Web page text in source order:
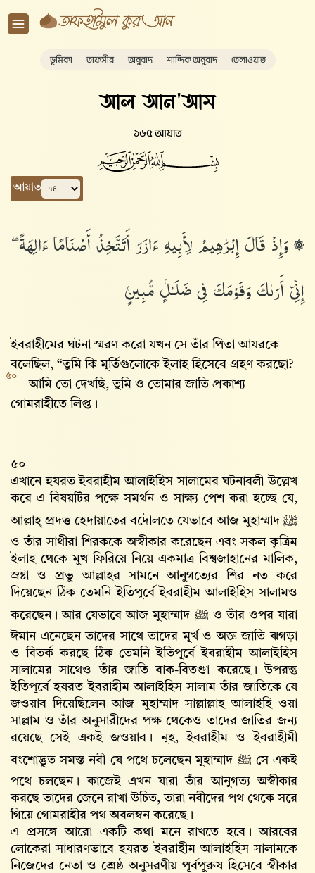
ভূমিকা তাফসীর অনুবাদ শাব্দিক অনুবাদ তেলাওয়াত
আল আন'আম
১৬৫ আয়াত
আয়াত
۞ وَإِذْ قَالَ إِبْرَٰهِيمُ لِأَبِيهِ ءَازَرَ أَتَتَّخِذُ أَصْنَامًا ءَالِهَةً ۖ
إِنِّىٓ أَرَىٰكَ وَقَوْمَكَ فِى ضَلَـٰلٍۢ مُّبِينٍۢ
ইবরাহীমের ঘটনা স্মরণ করো যখন সে তাঁর পিতা আযরকে
বলেছিল, “তুমি কি মূর্তিগুলোকে ইলাহ হিসেবে গ্রহণ করছো?
৫০
আমি তো দেখছি, তুমি ও তোমার জাতি প্রকাশ্য
গোমরাহীতে লিপ্ত।
৫০
এখানে হযরত ইবরাহীম আলাইহিস সালামের ঘটনাবলী উল্লেখ
করে এ বিষয়টির পক্ষে সমর্থন ও সাক্ষ্য পেশ করা হচ্ছে যে,
আল্লাহ্‌ প্রদত্ত হেদায়াতের বদৌলতে যেভাবে আজ মুহাম্মাদ ﷺ
ও তাঁর সাথীরা শিরককে অস্বীকার করেছেন এবং সকল কৃত্রিম
ইলাহ থেকে মুখ ফিরিয়ে নিয়ে একমাত্র বিশ্বজাহানের মালিক,
স্রষ্টা ও প্রভু আল্লাহর সামনে আনুগত্যের শির নত করে
দিয়েছেন ঠিক তেমনি ইতিপূর্বে ইবরাহীম আলাইহিস সালামও
করেছেন। আর যেভাবে আজ মুহাম্মাদ ﷺ ও তাঁর ওপর যারা
ঈমান এনেছেন তাদের সাথে তাদের মূর্খ ও অজ্ঞ জাতি ঝগড়া
ও বিতর্ক করছে ঠিক তেমনি ইতিপূর্বে ইবরাহীম আলাইহিস
সালামের সাথেও তাঁর জাতি বাক-বিতণ্ডা করেছে। উপরন্তু
ইতিপূর্বে হযরত ইবরাহীম আলাইহিস সালাম তাঁর জাতিকে যে
জওয়াব দিয়েছিলেন আজ মুহাম্মাদ সাল্লাল্লাহ আলাইহি ওয়া
সাল্লাম ও তাঁর অনুসারীদের পক্ষ থেকেও তাদের জাতির জন্য
রয়েছে সেই একই জওয়াব। নূহ, ইবরাহীম ও ইবরাহীমী
বংশোদ্ভুত সমস্ত নবী যে পথে চলেছেন মুহাম্মাদ ﷺ সে একই
পথে চলছেন। কাজেই এখন যারা তাঁর আনুগত্য অস্বীকার
করছে তাদের জেনে রাখা উচিত, তারা নবীদের পথ থেকে সরে
গিয়ে গোমরাহীর পথ অবলম্বন করেছে।
এ প্রসঙ্গে আরো একটি কথা মনে রাখতে হবে। আরবের
লোকেরা সাধারণভাবে হযরত ইবরাহীম আলাইহিস সালামকে
নিজেদের নেতা ও শ্রেষ্ঠ অনুসরণীয় পূর্বপুরুষ হিসেবে স্বীকার